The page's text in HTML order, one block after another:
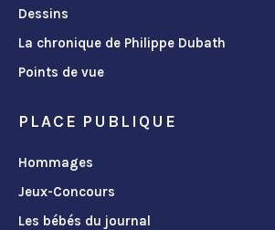
Dessins
La chronique de Philippe Dubath
Points de vue
PLACE PUBLIQUE
Hommages
Jeux-Concours
Les bébés du journal